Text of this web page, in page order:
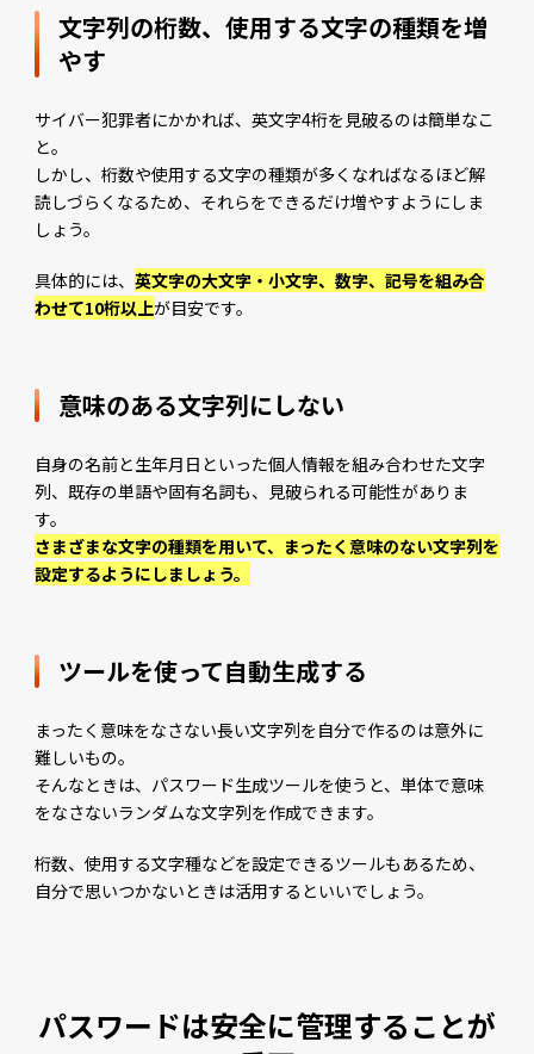
文字列の桁数、使用する文字の種類を増
やす
サイバー犯罪者にかかれば、英文字4桁を見破るのは簡単なこ
と。
しかし、桁数や使用する文字の種類が多くなればなるほど解
読しづらくなるため、それらをできるだけ増やすようにしま
しょう。
具体的には、 英文字の大文字・小文字、数字、記号を組み合
わせて10桁以上が目安です。
意味のある文字列にしない
自身の名前と生年月日といった個人情報を組み合わせた文字
列、既存の単語や固有名詞も、見破られる可能性がありま
す。
さまざまな文字の種類を用いて、まったく意味のない文字列を
設定するようにしましょう。
ツールを使って自動生成する
まったく意味をなさない長い文字列を自分で作るのは意外に
難しいもの。
そんなときは、パスワード生成ツールを使うと、単体で意味
をなさないランダムな文字列を作成できます。
桁数、使用する文字種などを設定できるツールもあるため、
自分で思いつかないときは活用するといいでしょう。
パスワードは安全に管理することが